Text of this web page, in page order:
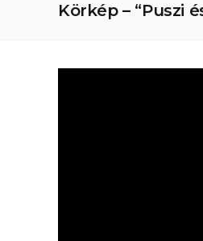
Körkép – “Puszi